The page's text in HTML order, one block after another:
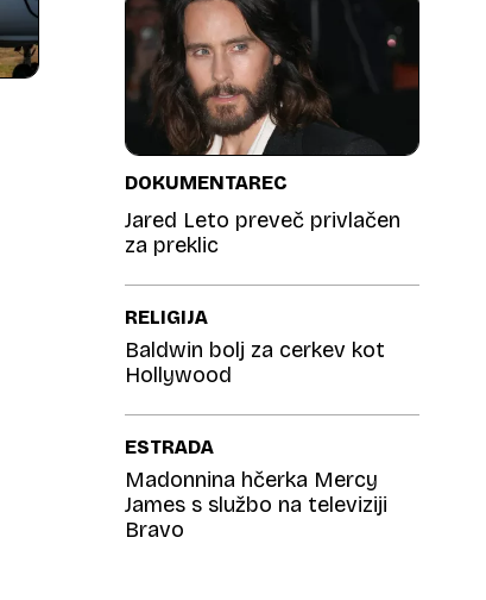
DOKUMENTAREC
Jared Leto preveč privlačen
za preklic
RELIGIJA
Baldwin bolj za cerkev kot
Hollywood
ESTRADA
Madonnina hčerka Mercy
James s službo na televiziji
Bravo